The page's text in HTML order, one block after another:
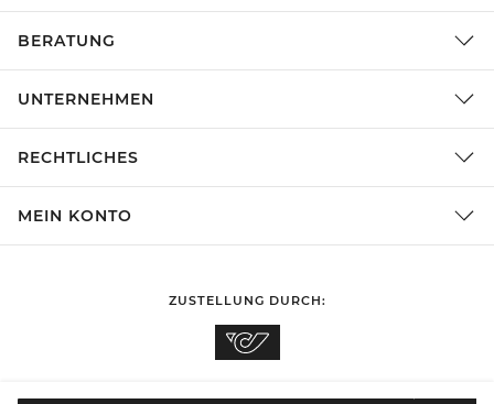
BERATUNG
UNTERNEHMEN
RECHTLICHES
MEIN KONTO
ZUSTELLUNG DURCH: